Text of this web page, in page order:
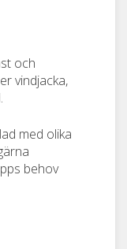
och
vindjacka,
med olika
behov